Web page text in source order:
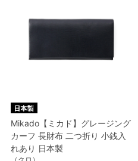
Mikado【ミカド】グレージング
カーフ 長財布 二つ折り 小銭入
れあり 日本製